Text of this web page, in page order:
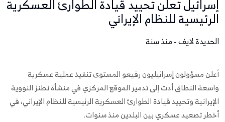
إسرائيل تعلن تحييد قيادة الطوارئ العسكرية
الرئيسية للنظام الإيراني
الحديدة لايف - منذ سنة
أعلن مسؤولون إسرائيليون رفيعو المستوى تنفيذ عملية عسكرية
واسعة النطاق أدت إلى تدمير الموقع المركزي في منشأة نطنز النووية
الإيرانية وتحييد قيادة الطوارئ العسكرية الرئيسية للنظام الإيراني، في
أخطر تصعيد عسكري بين البلدين منذ سنوات.